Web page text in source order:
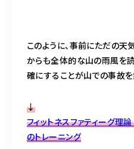
このように、事前にただの天
からも全体的な山の雨風を
確にすることが山での事故を
↓
フィットネスファティーグ理
のトレーニング